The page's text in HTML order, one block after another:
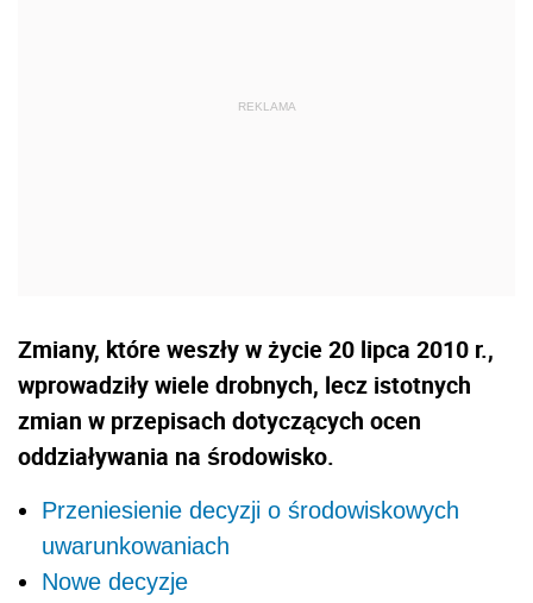
Zmiany, które weszły w życie 20 lipca 2010 r.,
wprowadziły wiele drobnych, lecz istotnych
zmian w przepisach dotyczących ocen
oddziaływania na środowisko.
Przeniesienie decyzji o środowiskowych
uwarunkowaniach
Nowe decyzje